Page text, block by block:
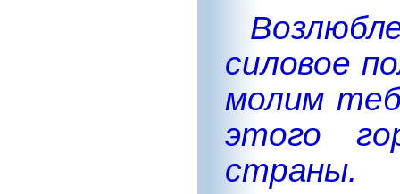
силовое
молим
этого